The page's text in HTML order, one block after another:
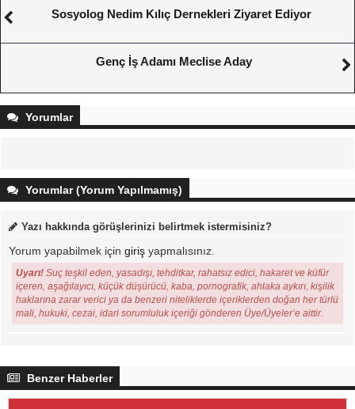
Sosyolog Nedim Kılıç Dernekleri Ziyaret Ediyor
Genç İş Adamı Meclise Aday
Yorumlar
Yorumlar (Yorum Yapılmamış)
Yazı hakkında görüşlerinizi belirtmek istermisiniz?
Yorum yapabilmek için giriş yapmalısınız.
Uyarı! Suç teşkil eden, yasadışı, tehditkar, rahatsız edici, hakaret ve küfür
içeren, aşağılayıcı, küçük düşürücü, kaba, pornografik, ahlaka aykırı, kişilik
haklarına zarar verici ya da benzeri niteliklerde içeriklerden doğan her türlü
mali, hukuki, cezai, idari sorumluluk içeriği gönderen Üye/Üyeler’e aittir.
Benzer Haberler